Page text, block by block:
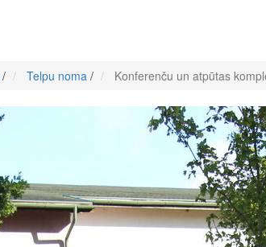
/ Telpu noma / Konferenču un atpūtas